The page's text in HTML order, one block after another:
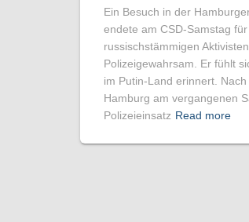
Ein Besuch in der
endete am CSD-Samstag
russischstämmigen
Polizeigewahrsam. Er fühlt
im Putin-Land erinnert.
Hamburg am vergangenen
Polizeieinsatz Read more